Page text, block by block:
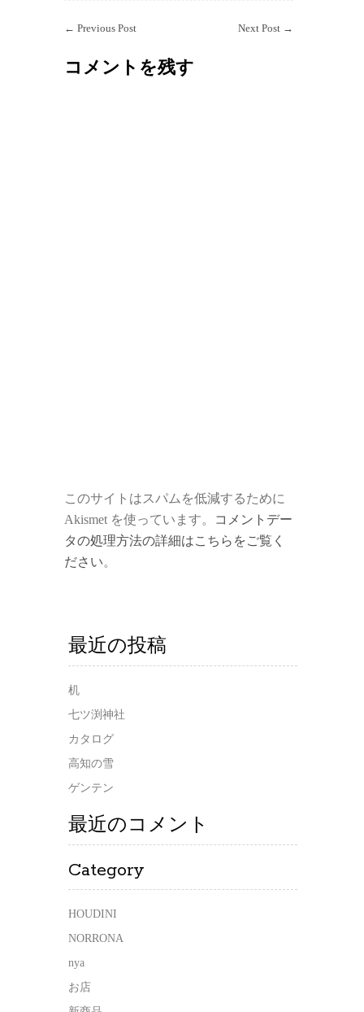
← Previous Post Next Post →
コメントを残す
このサイトはスパムを低減するために
Akismet を使っています。
コメントデー
タの処理方法の詳細はこちらをご覧く
ださい。
最近の投稿
机
七ツ渕神社
カタログ
高知の雪
ゲンテン
最近のコメント
Category
HOUDINI
NORRONA
nya
お店